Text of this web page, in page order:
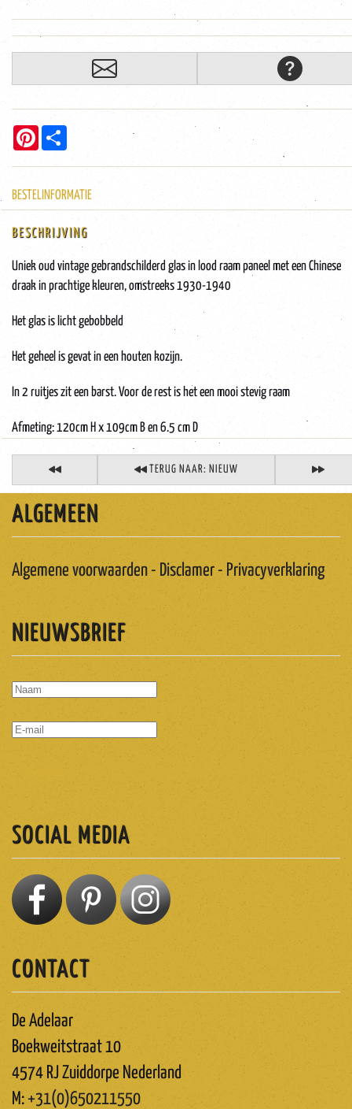
Pinterest
BESTELINFORMATIE
BESCHRIJVING
Uniek oud vintage gebrandschilderd glas in lood raam paneel met een Chinese
draak in prachtige kleuren, omstreeks 1930-1940
Het glas is licht gebobbeld
Het geheel is gevat in een houten kozijn.
In 2 ruitjes zit een barst. Voor de rest is het een mooi stevig raam
Afmeting: 120cm H x 109cm B en 6.5 cm D
TERUG NAAR: NIEUW
ALGEMEEN
Algemene voorwaarden - Disclamer - Privacyverklaring
NIEUWSBRIEF
SOCIAL MEDIA
CONTACT
De Adelaar
Boekweitstraat 10
4574 RJ Zuiddorpe Nederland
M:+31(0)650211550